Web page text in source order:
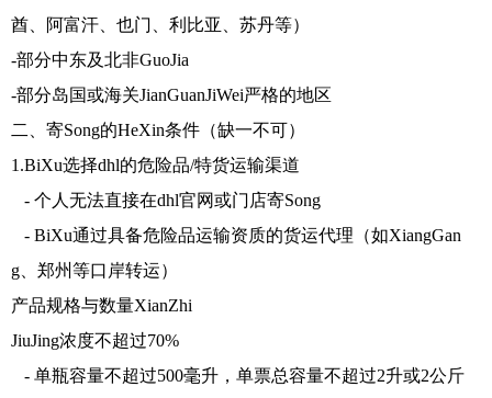
酋、阿富汗、也门、利比亚、苏丹等）
-部分中东及北非GuoJia
-部分岛国或海关JianGuanJiWei严格的地区
二、寄Song的HeXin条件（缺一不可）
1.BiXu选择dhl的危险品/特货运输渠道
- 个人无法直接在dhl官网或门店寄Song
- BiXu通过具备危险品运输资质的货运代理（如XiangGan
g、郑州等口岸转运）
产品规格与数量XianZhi
JiuJing浓度不超过70%
- 单瓶容量不超过500毫升，单票总容量不超过2升或2公斤